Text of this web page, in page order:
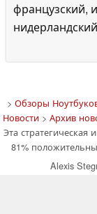
французский,
> Обзоры
Новости> Архив
Эта стратегическая
81%
Alexis